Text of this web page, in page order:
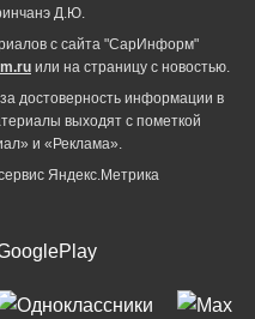
Д.Ю.
с сайта "СарИнформ"
или на страницу с новостью.
достоверность информации в
выходят с пометкой
и «Реклама».
Яндекс.Метрика